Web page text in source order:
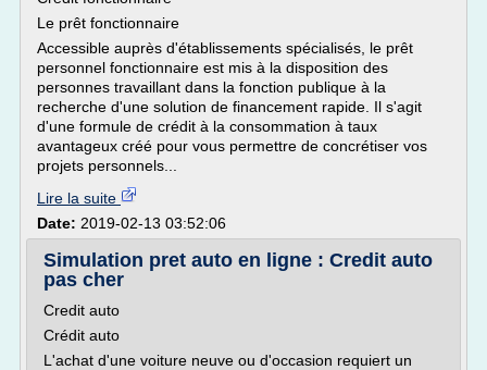
Le prêt fonctionnaire
Accessible auprès d'établissements spécialisés, le prêt
personnel fonctionnaire est mis à la disposition des
personnes travaillant dans la fonction publique à la
recherche d'une solution de financement rapide. Il s'agit
d'une formule de crédit à la consommation à taux
avantageux créé pour vous permettre de concrétiser vos
projets personnels...
Lire la suite
Date: 2019-02-13 03:52:06
Simulation pret auto en ligne : Credit auto
pas cher
Credit auto
Crédit auto
L'achat d'une voiture neuve ou d'occasion requiert un